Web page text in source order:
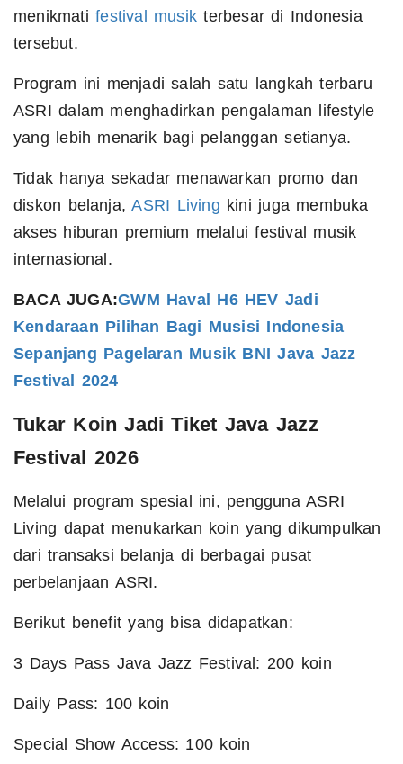
menikmatifestival musik terbesar di Indonesia
tersebut.
Program ini menjadi salah satu langkah terbaru
ASRI dalam menghadirkan pengalaman lifestyle
yang lebih menarik bagi pelanggan setianya.
Tidak hanya sekadar menawarkan promo dan
diskon belanja,ASRI Living kini juga membuka
akses hiburan premium melalui festival musik
internasional.
BACA JUGA:GWM Haval H6 HEV Jadi
Kendaraan Pilihan Bagi Musisi Indonesia
Sepanjang Pagelaran Musik BNI Java Jazz
Festival 2024
Tukar Koin Jadi Tiket Java Jazz
Festival 2026
Melalui program spesial ini, pengguna ASRI
Living dapat menukarkan koin yang dikumpulkan
dari transaksi belanja di berbagai pusat
perbelanjaan ASRI.
Berikut benefit yang bisa didapatkan:
3 Days Pass Java Jazz Festival: 200 koin
Daily Pass: 100 koin
Special Show Access: 100 koin